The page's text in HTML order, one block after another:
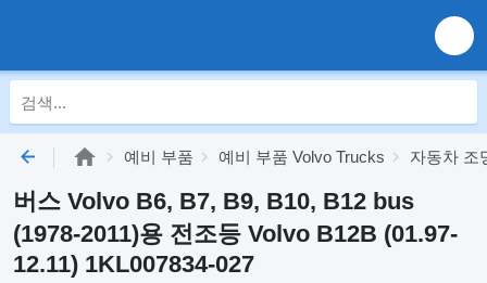
예비 부품 예비 부품 Volvo Trucks 자동차 조
버스 Volvo B6, B7, B9, B10, B12 bus
(1978-2011)용 전조등 Volvo B12B (01.97-
12.11) 1KL007834-027